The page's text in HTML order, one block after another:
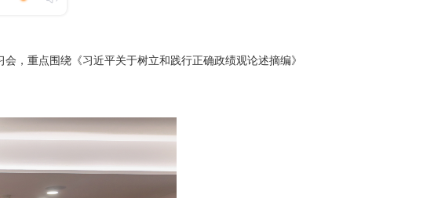
重点围绕《习近平关于树立和践行正确政绩观论述摘编》